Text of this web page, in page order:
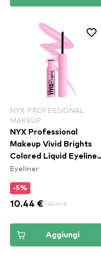
NYX PROFESSIONAL
MAKEUP
NYX Professional
Makeup Vivid Brights
Colored Liquid Eyeliner
- Sneaky Pink (VBLL09)
Eyeliner
-5%
10.44 € 10.99 €
Aggiungi